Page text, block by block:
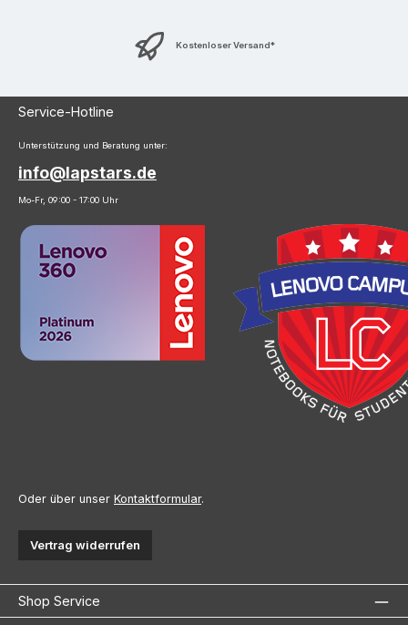
Kostenloser Versand*
Service-Hotline
Unterstützung und Beratung unter:
info@lapstars.de
Mo-Fr, 09:00 - 17:00 Uhr
Oder über unser Kontaktformular.
Vertrag widerrufen
Shop Service